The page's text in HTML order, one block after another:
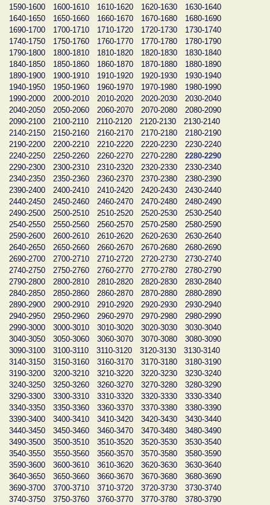
1590-1600 1600-1610 1610-1620 1620-1630
1630-1640
1640-1650
1650-1660 1660-1670 1670-1680
1680-1690
1690-1700
1700-1710 1710-1720 1720-1730
1730-1740
1740-1750
1750-1760 1760-1770 1770-1780
1780-1790
1790-1800
1800-1810 1810-1820 1820-1830
1830-1840
1840-1850
1850-1860 1860-1870 1870-1880
1880-1890
1890-1900
1900-1910 1910-1920 1920-1930
1930-1940
1940-1950
1950-1960 1960-1970 1970-1980
1980-1990
1990-2000
2000-2010 2010-2020 2020-2030
2030-2040
2040-2050
2050-2060 2060-2070 2070-2080
2080-2090
2090-2100
2100-2110 2110-2120 2120-2130
2130-2140
2140-2150
2150-2160 2160-2170 2170-2180
2180-2190
2190-2200
2200-2210 2210-2220 2220-2230
2230-2240
2240-2250
2250-2260 2260-2270 2270-2280
2280-2290
2290-2300
2300-2310 2310-2320 2320-2330
2330-2340
2340-2350
2350-2360 2360-2370 2370-2380
2380-2390
2390-2400
2400-2410 2410-2420 2420-2430
2430-2440
2440-2450
2450-2460 2460-2470 2470-2480
2480-2490
2490-2500
2500-2510 2510-2520 2520-2530
2530-2540
2540-2550
2550-2560 2560-2570 2570-2580
2580-2590
2590-2600
2600-2610 2610-2620 2620-2630
2630-2640
2640-2650
2650-2660 2660-2670 2670-2680
2680-2690
2690-2700
2700-2710 2710-2720 2720-2730
2730-2740
2740-2750
2750-2760 2760-2770 2770-2780
2780-2790
2790-2800
2800-2810 2810-2820 2820-2830
2830-2840
2840-2850
2850-2860 2860-2870 2870-2880
2880-2890
2890-2900
2900-2910 2910-2920 2920-2930
2930-2940
2940-2950
2950-2960 2960-2970 2970-2980
2980-2990
2990-3000
3000-3010 3010-3020 3020-3030
3030-3040
3040-3050
3050-3060 3060-3070 3070-3080
3080-3090
3090-3100
3100-3110 3110-3120 3120-3130
3130-3140
3140-3150
3150-3160 3160-3170 3170-3180
3180-3190
3190-3200
3200-3210 3210-3220 3220-3230
3230-3240
3240-3250
3250-3260 3260-3270 3270-3280
3280-3290
3290-3300
3300-3310 3310-3320 3320-3330
3330-3340
3340-3350
3350-3360 3360-3370 3370-3380
3380-3390
3390-3400
3400-3410 3410-3420 3420-3430
3430-3440
3440-3450
3450-3460 3460-3470 3470-3480
3480-3490
3490-3500
3500-3510 3510-3520 3520-3530
3530-3540
3540-3550
3550-3560 3560-3570 3570-3580
3580-3590
3590-3600
3600-3610 3610-3620 3620-3630
3630-3640
3640-3650
3650-3660 3660-3670 3670-3680
3680-3690
3690-3700
3700-3710 3710-3720 3720-3730
3730-3740
3740-3750
3750-3760 3760-3770 3770-3780
3780-3790